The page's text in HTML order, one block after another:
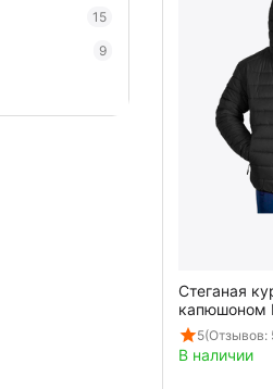
Стеганая
капюшоном
черная
5(Отзывов:
В наличии
15
9